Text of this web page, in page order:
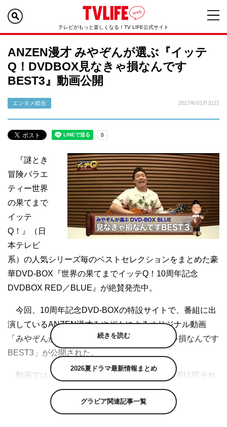
テレビがもっと楽しくなる！TV LIFE公式サイト
ANZEN漫才 みやぞんが選ぶ『イッテ
Q！DVDBOX見なきゃ損なんです
BEST3』動画公開
エンタメ総合 2017年03月31日
『謎とき
冒険バラエ
ティー世界
の果てまで
イッテ
Q！』（日
本テレビ
系）の人気シリーズ毎のベストセレクションをまとめた豪
華DVD-BOX『世界の果てまでイッテQ！10周年記念
DVDBOX RED／BLUE』が絶賛発売中。
今回、10周年記念DVD-BOXの特設サイトで、番組に出
演しているANZEN漫才みやぞんによるオリジナル動画
「みやぞんが選ぶイッテQ！DVDBOX見なきゃ損なんです
BEST3」が公開された。
動画では、イッテQ！DVDBOX-RED、BOX-BLUEそれ
ぞれに収録されている映像の中から、みやぞんが“感動し
た”“面白かった”“爆笑した”“涙した”“衝撃！”の映像を紹介し
続きを読む
2026夏ドラマ最新情報まとめ
グラビア関連記事一覧